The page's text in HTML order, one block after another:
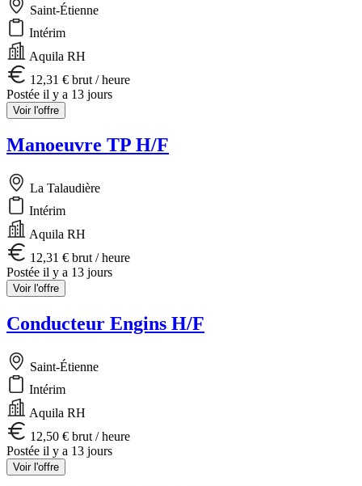
Saint-Étienne
Intérim
Aquila RH
12,31 € brut / heure
Postée il y a 13 jours
Voir l'offre
Manoeuvre TP H/F
La Talaudière
Intérim
Aquila RH
12,31 € brut / heure
Postée il y a 13 jours
Voir l'offre
Conducteur Engins H/F
Saint-Étienne
Intérim
Aquila RH
12,50 € brut / heure
Postée il y a 13 jours
Voir l'offre